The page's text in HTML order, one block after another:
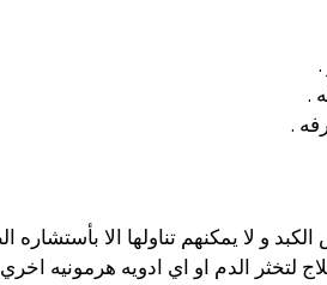
.
.
و لا يمكنهم تناولها الا بأستشاره
لتخثر الدم او اي ادويه هرمونيه